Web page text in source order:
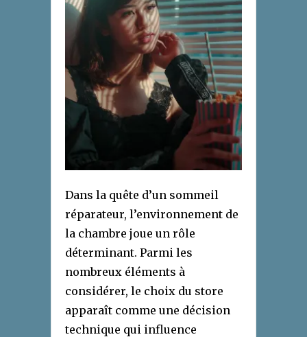
Dans la quête d’un sommeil
réparateur, l’environnement de
la chambre joue un rôle
déterminant. Parmi les
nombreux éléments à
considérer, le choix du store
apparaît comme une décision
technique qui influence